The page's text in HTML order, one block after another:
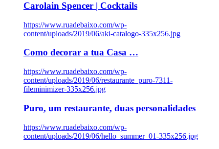
Carolain Spencer | Cocktails
https://www.ruadebaixo.com/wp-
content/uploads/2019/06/aki-catalogo-335x256.jpg
Como decorar a tua Casa …
https://www.ruadebaixo.com/wp-
content/uploads/2019/06/restaurante_puro-7311-
fileminimizer-335x256.jpg
Puro, um restaurante, duas personalidades
https://www.ruadebaixo.com/wp-
content/uploads/2019/06/hello_summer_01-335x256.jpg